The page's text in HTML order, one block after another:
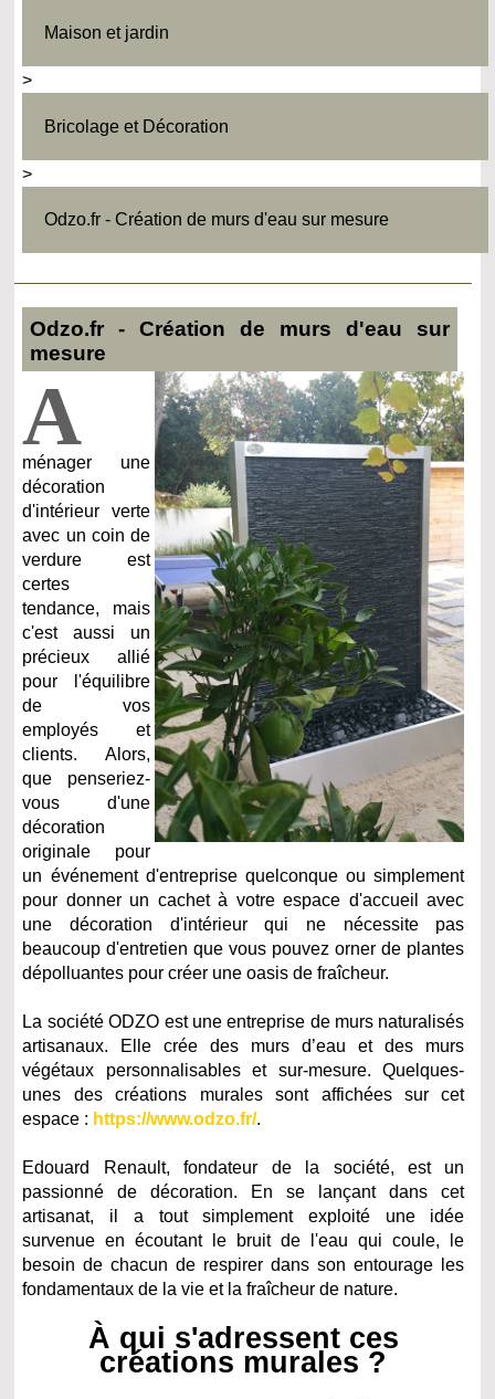
Maison et jardin
>
Bricolage et Décoration
>
Odzo.fr - Création de murs d'eau sur mesure
Odzo.fr - Création de murs d'eau sur
mesure
A
ménager une
décoration
d'intérieur verte
avec un coin de
verdure est
certes
tendance, mais
c'est aussi un
précieux allié
pour l'équilibre
de vos
employés et
clients. Alors,
que penseriez-
vous d'une
décoration
originale pour
un événement d'entreprise quelconque ou simplement
pour donner un cachet à votre espace d'accueil avec
une décoration d'intérieur qui ne nécessite pas
beaucoup d'entretien que vous pouvez orner de plantes
dépolluantes pour créer une oasis de fraîcheur.
La société ODZO est une entreprise de murs naturalisés
artisanaux. Elle crée des murs d’eau et des murs
végétaux personnalisables et sur-mesure. Quelques-
unes des créations murales sont affichées sur cet
espace : https://www.odzo.fr/.
Edouard Renault, fondateur de la société, est un
passionné de décoration. En se lançant dans cet
artisanat, il a tout simplement exploité une idée
survenue en écoutant le bruit de l'eau qui coule, le
besoin de chacun de respirer dans son entourage les
fondamentaux de la vie et la fraîcheur de nature.
À qui s'adressent ces
créations murales ?